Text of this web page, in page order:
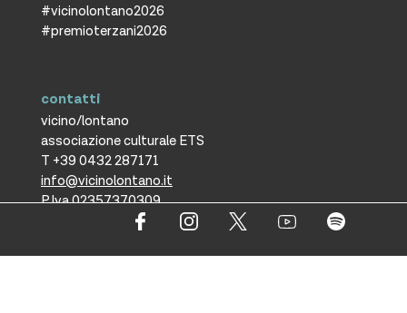
#vicinolontano2026
#premioterzani2026
contatti
vicino/lontano
associazione culturale ETS
T +39 0432 287171
info@vicinolontano.it
P.Iva 02357370309